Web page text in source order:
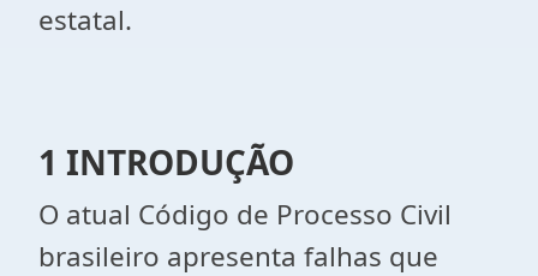
estatal.
1 INTRODUÇÃO
O atual Código de Processo Civil
brasileiro apresenta falhas que